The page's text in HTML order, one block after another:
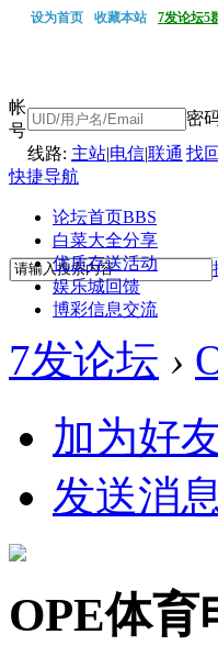
设为首页 收藏本站 7发论坛5
帐
号
密
线路: 主站|电信|联通 找
快捷导航
论坛首页BBS
白菜大全分享
优质存送活动
娱乐城回馈
博彩信息交流
7发论坛 ›
加为好
发送消
OPE体育